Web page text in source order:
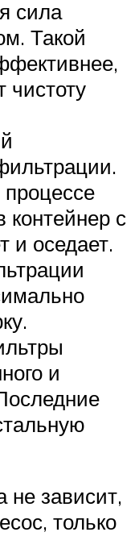
сила
Такой
чистоту
контейнер с
и оседает.
и
не зависит,
только